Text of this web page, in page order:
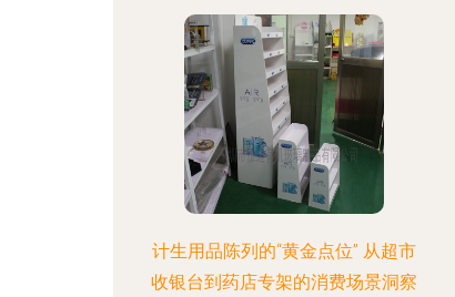
计生用品陈列的“黄金点位” 从超市
收银台到药店专架的消费场景洞察